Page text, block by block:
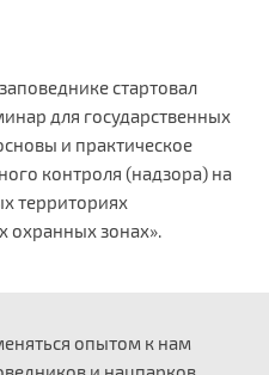
стартовал
для государственных
и практическое
контроля (надзора) на
территориях
охранных зонах».
опытом к нам